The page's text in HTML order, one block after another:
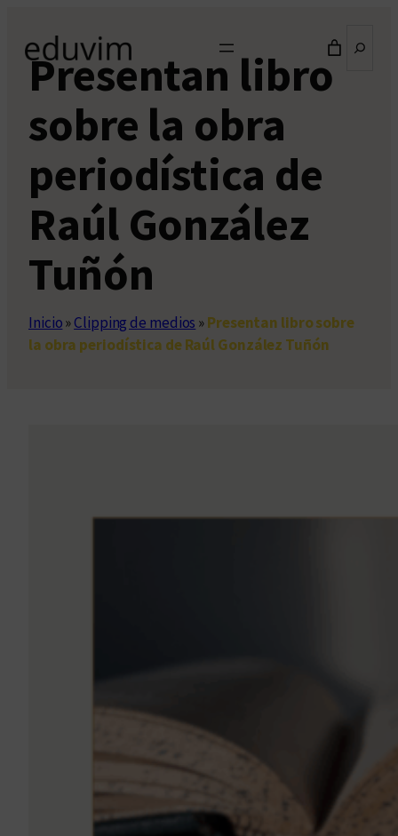
contenido
Presentan libro
sobre la obra
periodística de
Raúl González
Tuñón
Inicio»Clipping de medios »Presentan libro sobre
la obra periodística de Raúl González Tuñón